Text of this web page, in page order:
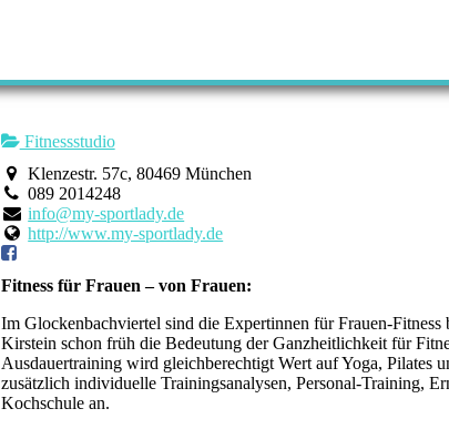
Fitnessstudio
Klenzestr. 57c, 80469 München
089 2014248
info@my-sportlady.de
http://www.my-sportlady.de
Fitness für Frauen – von Frauen:
Im Glockenbachviertel sind die Expertinnen für Frauen-
Kirstein schon früh die Bedeutung der Ganzheitlichkeit für
Ausdauertraining wird gleichberechtigt Wert auf Yoga, Pilates
zusätzlich individuelle Trainingsanalysen, Personal-Training,
Kochschule an.